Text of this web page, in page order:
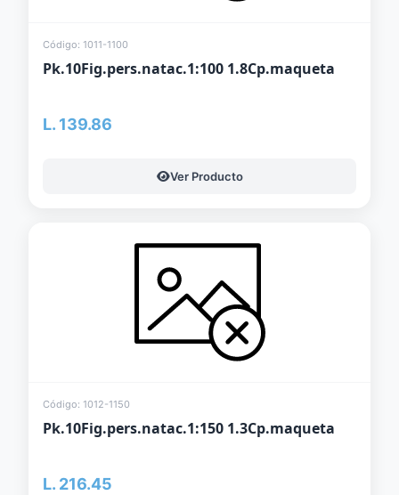
Código: 1011-1100
Pk.10Fig.pers.natac.1:100 1.8Cp.maqueta
L. 139.86
Ver Producto
Código: 1012-1150
Pk.10Fig.pers.natac.1:150 1.3Cp.maqueta
L. 216.45